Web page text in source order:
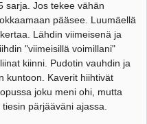
sarja. Jos tekee vähän
pääsee. Luumäellä
Lähdin viimeisenä ja
"viimeisillä voimillani"
kiinni. Pudotin vauhdin ja
kuntoon. Kaverit hiihtivät
joku meni ohi, mutta
pärjääväni ajassa.